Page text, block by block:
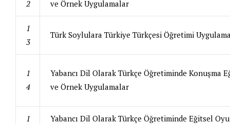
2 ve Örnek Uygulamalar
1
3
Türk Soylulara Türkiye Türkçesi Öğretimi
1
4
Yabancı Dil Olarak Türkçe Öğretiminde Konuşma
ve Örnek Uygulamalar
1
Yabancı Dil Olarak Türkçe Öğretiminde Eğitsel